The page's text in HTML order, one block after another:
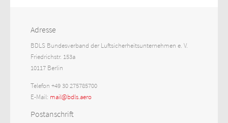
Adresse
BDLS Bundesverband der Luftsicherheitsunternehmen e. V.
Friedrichstr. 153a
10117 Berlin
Telefon +49 30 275785700
E-Mail: mail@bdls.aero
Postanschrift